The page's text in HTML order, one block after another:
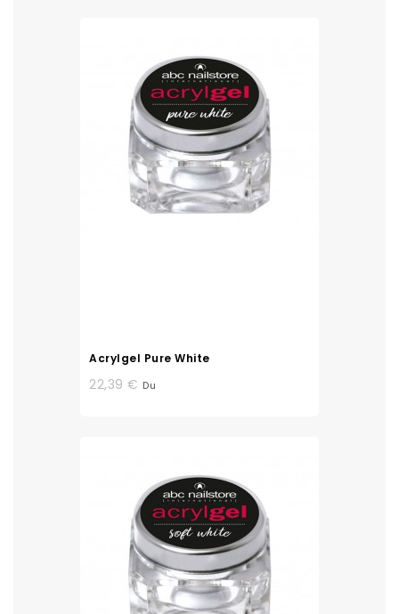
Acrylgel Pure White
22,39 € Du